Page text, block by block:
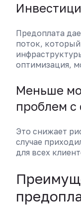
Предоплата
поток,
оптимизация,
Меньше
проблем
Это снижает
случае
для всех